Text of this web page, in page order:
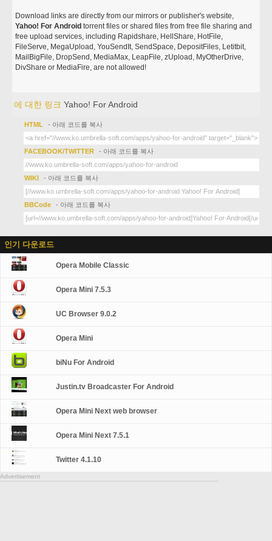
Download links are directly from our mirrors or publisher's website,
Yahoo! For Android torrent files or shared files from free file sharing and
free upload services, including Rapidshare, HellShare, HotFile,
FileServe, MegaUpload, YouSendIt, SendSpace, DepositFiles, Letitbit,
MailBigFile, DropSend, MediaMax, LeapFile, zUpload, MyOtherDrive,
DivShare or MediaFire, are not allowed!
에 대한 링크Yahoo! For Android
HTML - 아래 코드를 복사
FACEBOOK/TWITTER - 아래 코드를 복사
WIKI - 아래 코드를 복사
BBCode - 아래 코드를 복사
인기 다운로드
Opera Mobile Classic
Opera Mini 7.5.3
UC Browser 9.0.2
Opera Mini
biNu For Android
Justin.tv Broadcaster For Android
Opera Mini Next web browser
Opera Mini Next 7.5.1
Twitter 4.1.10
Advertisement